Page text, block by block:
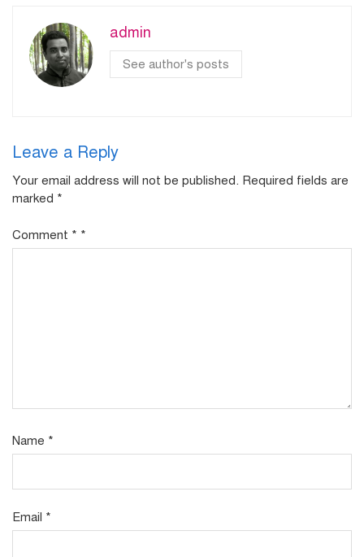
admin
See author's posts
Leave a Reply
Your email address will not be published. Required fields are
marked *
Comment * *
Name *
Email *